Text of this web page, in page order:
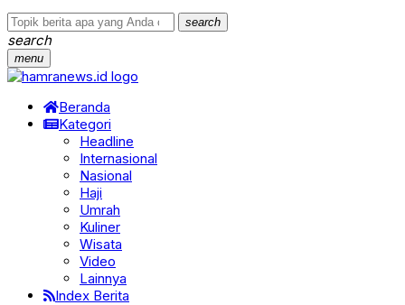
search
search
menu
Beranda
Kategori
Headline
Internasional
Nasional
Haji
Umrah
Kuliner
Wisata
Video
Lainnya
Index Berita